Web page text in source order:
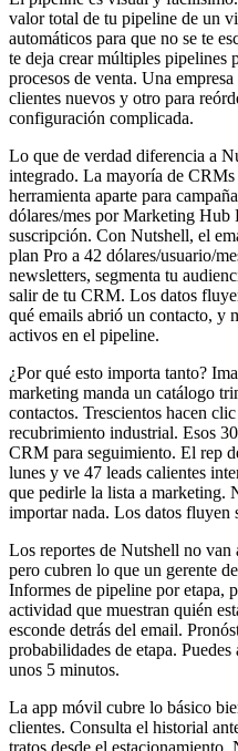
valor total de tu pipeline de un
automáticos para que no se te
te deja crear múltiples pipelines
procesos de venta. Una
clientes nuevos y otro para
configuración complicada.
Lo que de verdad diferencia a
integrado. La mayoría de
herramienta aparte para
dólares/mes por Marketing
suscripción. Con Nutshell, el
plan Pro a 42 dólares/usuario/
newsletters, segmenta tu
salir de tu CRM. Los datos
qué emails abrió un contacto, y
activos en el pipeline.
¿Por qué esto importa tanto?
marketing manda un catálogo
contactos. Trescientos hacen
recubrimiento industrial. Esos
CRM para seguimiento. El rep
lunes y ve 47 leads calientes
que pedirle la lista a marketing.
importar nada. Los datos fluyen
Los reportes de Nutshell no van
pero cubren lo que un gerente
Informes de pipeline por etapa,
actividad que muestran quién
esconde detrás del email.
probabilidades de etapa.
unos 5 minutos.
La app móvil cubre lo básico
clientes. Consulta el historial